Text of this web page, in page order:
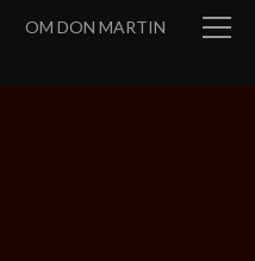
OM DON MARTIN